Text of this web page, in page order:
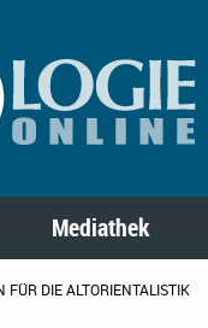
Mediathek
FÜR DIE ALTORIENTALISTIK